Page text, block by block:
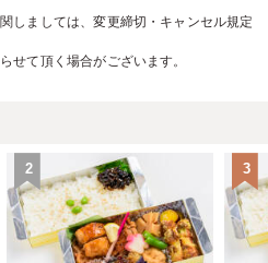
しましては、変更締切・キャンセル規定
せて頂く場合がございます。
2 3